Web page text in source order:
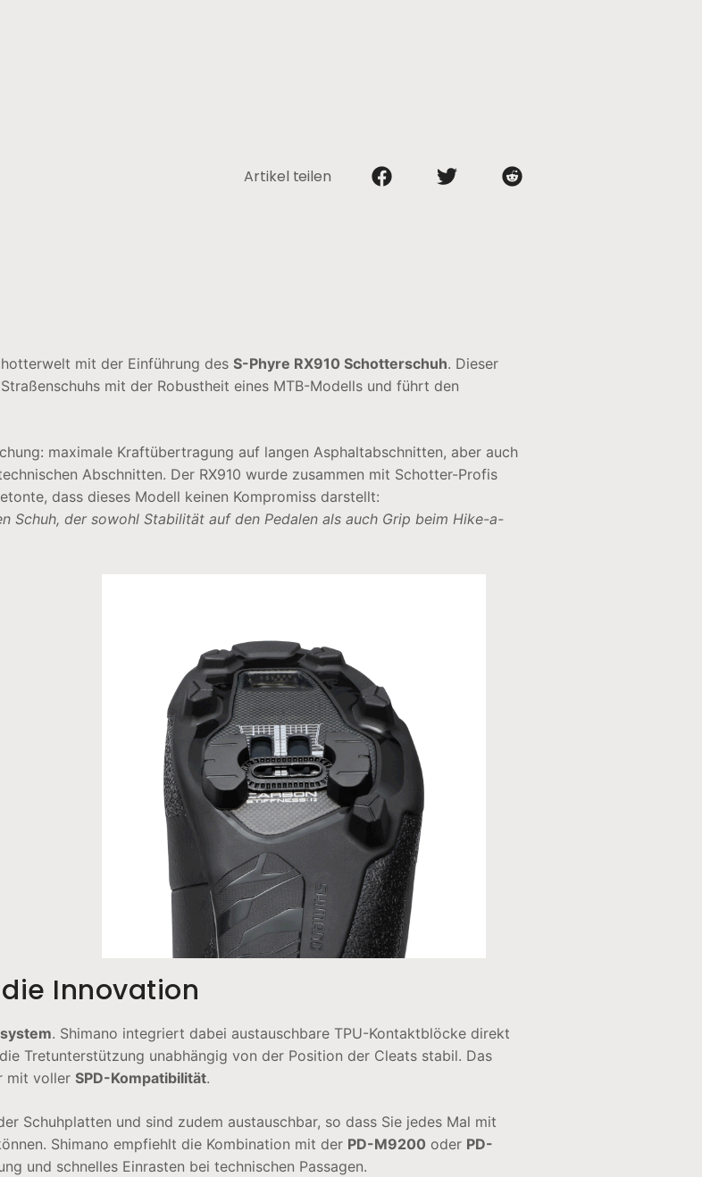
Artikel teilen
mit der Einführung des S-Phyre RX910 Schotterschuh. Dieser
mit der Robustheit eines MTB-Modells und führt den
maximale Kraftübertragung auf langen Asphaltabschnitten, aber auch
Abschnitten. Der RX910 wurde zusammen mit Schotter-Profis
dass dieses Modell keinen Kompromiss darstellt:
Schuh, der sowohl Stabilität auf den Pedalen als auch Grip beim Hike-a-
Innovation
. Shimano integriert dabei austauschbare TPU-Kontaktblöcke direkt
Tretunterstützung unabhängig von der Position der Cleats stabil. Das
mit voller SPD-Kompatibilität.
Schuhplatten und sind zudem austauschbar, so dass Sie jedes Mal mit
Shimano empfiehlt die Kombination mit der PD-M9200 oder PD-
und schnelles Einrasten bei technischen Passagen.